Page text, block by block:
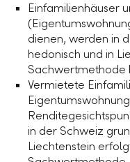
Einfamilienhäuser
dienen, werden in
hedonisch und in
Sachwertmethode
Vermietete
in der Schweiz
Liechtenstein